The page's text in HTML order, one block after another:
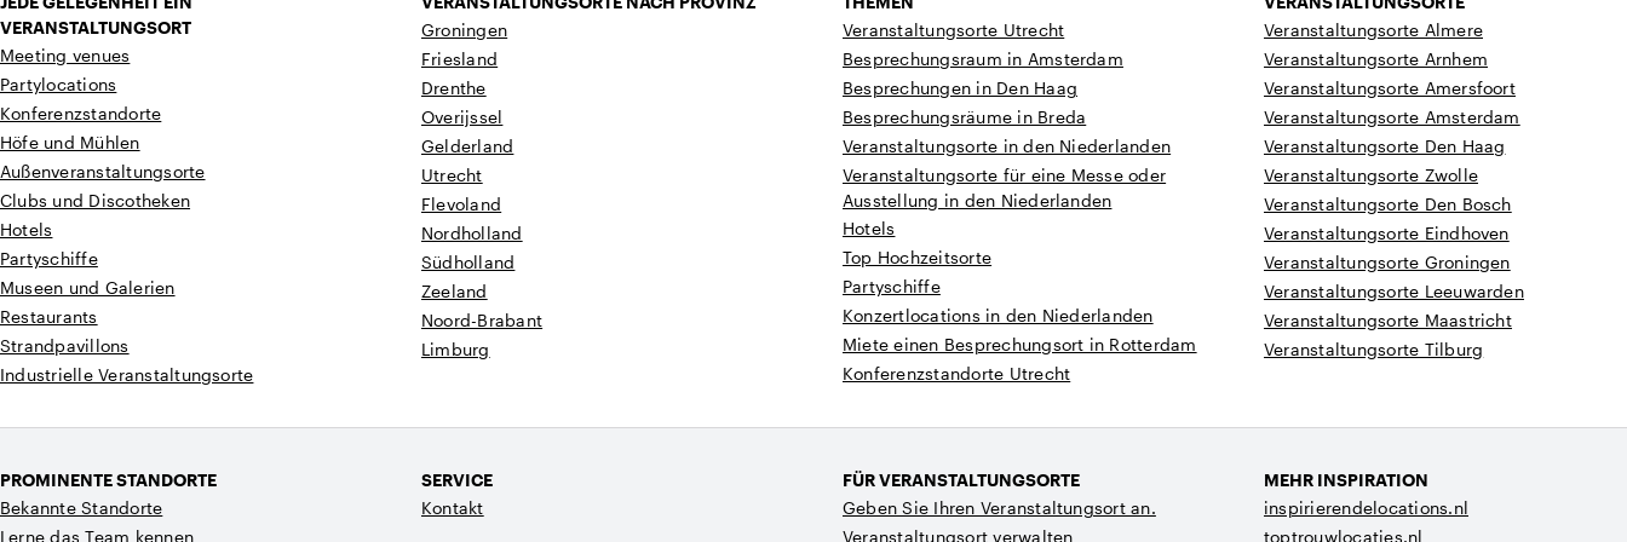
VERANSTALTUNGSORT
Meeting venues
Partylocations
Konferenzstandorte
Höfe und Mühlen
Außenveranstaltungsorte
Clubs und Discotheken
Hotels
Partyschiffe
Museen und Galerien
Restaurants
Strandpavillons
Industrielle Veranstaltungsorte
Groningen
Friesland
Drenthe
Overijssel
Gelderland
Utrecht
Flevoland
Nordholland
Südholland
Zeeland
Noord-Brabant
Limburg
Veranstaltungsorte Utrecht
Besprechungsraum in Amsterdam
Besprechungen in Den Haag
Besprechungsräume in Breda
Veranstaltungsorte in den Niederlanden
Veranstaltungsorte für eine Messe oder
Ausstellung in den Niederlanden
Hotels
Top Hochzeitsorte
Partyschiffe
Konzertlocations in den Niederlanden
Miete einen Besprechungsort in Rotterdam
Konferenzstandorte Utrecht
Veranstaltungsorte Almere
Veranstaltungsorte Arnhem
Veranstaltungsorte Amersfoort
Veranstaltungsorte Amsterdam
Veranstaltungsorte Den Haag
Veranstaltungsorte Zwolle
Veranstaltungsorte Den Bosch
Veranstaltungsorte Eindhoven
Veranstaltungsorte Groningen
Veranstaltungsorte Leeuwarden
Veranstaltungsorte Maastricht
Veranstaltungsorte Tilburg
PROMINENTE STANDORTE
Bekannte Standorte
Lerne das Team kennen
SERVICE
Kontakt
FÜR VERANSTALTUNGSORTE
Geben Sie Ihren Veranstaltungsort an.
Veranstaltungsort verwalten
MEHR INSPIRATION
inspirierendelocations.nl
toptrouwlocaties.nl